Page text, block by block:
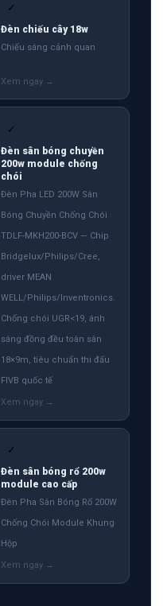
✓
Đèn chiếu cây 18w
Chiếu sáng cảnh quan
✓
Đèn sân bóng chuyền
200w module chống
chói
Đèn Pha LED 200W Sân
Bóng Chuyền Chống Chói
TDLF-MKH200-BCV — Chip
Bridgelux/Philips/Cree,
driver MEAN
WELL/Philips/Inventronics.
Chống chói UGR<19, ánh
sáng đồng đều toàn sân
18×9m, tiêu chuẩn thi đấu
FIVB quốc tế
✓
Đèn sân bóng rổ 200w
module cao cấp
Đèn Pha Sân Bóng Rổ 200W
Chống Chói Module Khung
Hộp